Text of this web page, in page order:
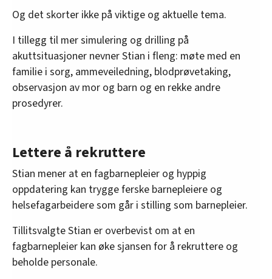
Og det skorter ikke på viktige og aktuelle tema.
I tillegg til mer simulering og drilling på
akuttsituasjoner nevner Stian i fleng: møte med en
familie i sorg, ammeveiledning, blodprøvetaking,
observasjon av mor og barn og en rekke andre
prosedyrer.
Lettere å rekruttere
Stian mener at en fagbarnepleier og hyppig
oppdatering kan trygge ferske barnepleiere og
helsefagarbeidere som går i stilling som barnepleier.
Tillitsvalgte Stian er overbevist om at en
fagbarnepleier kan øke sjansen for å rekruttere og
beholde personale.